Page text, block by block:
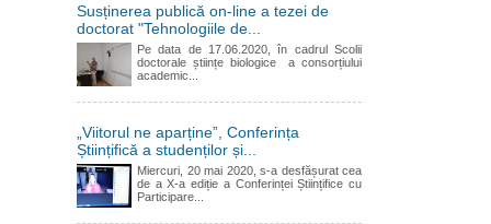
Susținerea publică on-line a tezei de
doctorat "Tehnologiile de...
Pe data de 17.06.2020, în cadrul Scolii
doctorale științe biologice a consorțiului
academic...
„Viitorul ne aparține”, Conferința
Științifică a studenților și...
Miercuri, 20 mai 2020, s-a desfășurat cea
de a X-a ediție a Conferinței Științifice cu
Participare...